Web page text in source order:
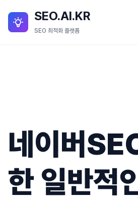
SEO.AI.KR
SEO 최적화 플랫폼
SEO.AI.KR 세부 기능
블로그
네이버
한 일반적